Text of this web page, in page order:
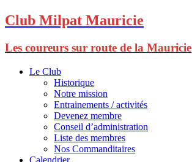
Club Milpat Mauricie
Les coureurs sur route de la Mauricie
Le Club
Historique
Notre mission
Entrainements / activités
Devenez membre
Conseil d’administration
Liste des membres
Nos Commanditaires
Calendrier